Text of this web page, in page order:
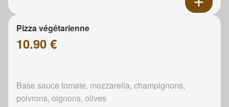
Pizza végétarienne
10.90 €
Base sauce tomate, mozzarella, champignons,
poivrons, oignons, olives